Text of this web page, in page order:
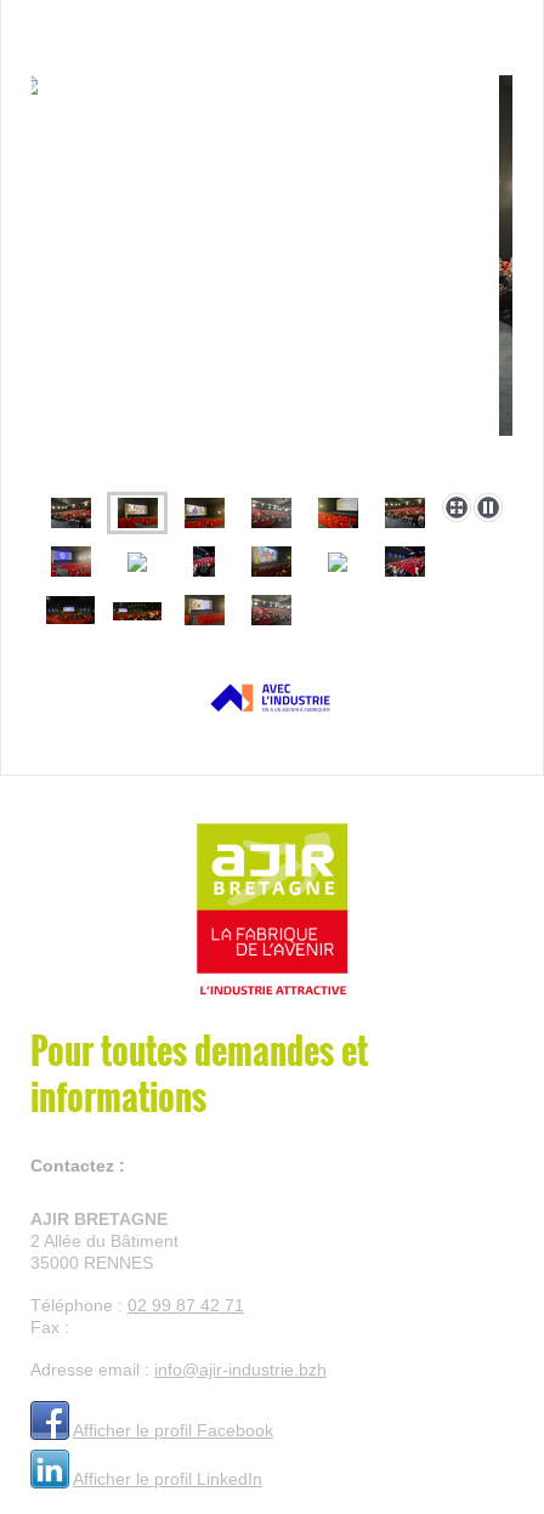
Pour toutes demandes et
informations
Contactez :
AJIR BRETAGNE
2 Allée du Bâtiment
35000 RENNES
Téléphone : 02 99 87 42 71
Fax :
Adresse email : info@ajir-industrie.bzh
Afficher le profil Facebook
Afficher le profil LinkedIn